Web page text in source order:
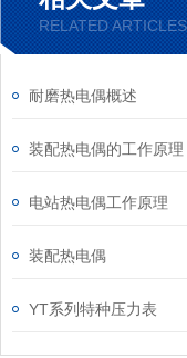
RELATED ARTICLES
耐磨热电偶概述
装配热电偶的工作原理
电站热电偶工作原理
装配热电偶
YT系列特种压力表